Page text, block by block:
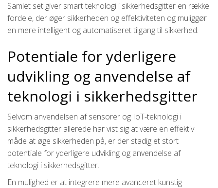
Samlet set giver smart teknologi i sikkerhedsgitter en række
fordele, der øger sikkerheden og effektiviteten og muliggør
en mere intelligent og automatiseret tilgang til sikkerhed.
Potentiale for yderligere
udvikling og anvendelse af
teknologi i sikkerhedsgitter
Selvom anvendelsen af sensorer og IoT-teknologi i
sikkerhedsgitter allerede har vist sig at være en effektiv
måde at øge sikkerheden på, er der stadig et stort
potentiale for yderligere udvikling og anvendelse af
teknologi i sikkerhedsgitter.
En mulighed er at integrere mere avanceret kunstig